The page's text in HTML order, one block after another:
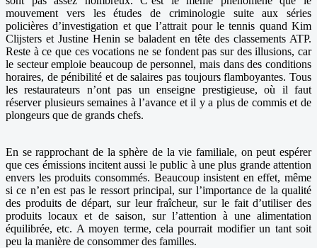
mouvement vers les études de criminologie suite aux séries
policières d’investigation et que l’attrait pour le tennis quand Kim
Clijsters et Justine Henin se baladent en tête des classements ATP.
Reste à ce que ces vocations ne se fondent pas sur des illusions, car
le secteur emploie beaucoup de personnel, mais dans des conditions
horaires, de pénibilité et de salaires pas toujours flamboyantes. Tous
les restaurateurs n’ont pas un enseigne prestigieuse, où il faut
réserver plusieurs semaines à l’avance et il y a plus de commis et de
plongeurs que de grands chefs.
En se rapprochant de la sphère de la vie familiale, on peut espérer
que ces émissions incitent aussi le public à une plus grande attention
envers les produits consommés. Beaucoup insistent en effet, même
si ce n’en est pas le ressort principal, sur l’importance de la qualité
des produits de départ, sur leur fraîcheur, sur le fait d’utiliser des
produits locaux et de saison, sur l’attention à une alimentation
équilibrée, etc. A moyen terme, cela pourrait modifier un tant soit
peu la manière de consommer des familles.